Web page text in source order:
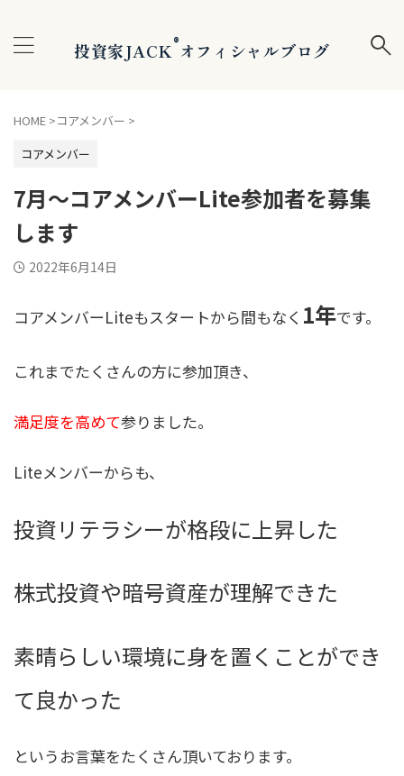
投資家JACK®オフィシャルブログ
HOME >コアメンバー >
コアメンバー
7月〜コアメンバーLite参加者を募集
します
2022年6月14日
コアメンバーLiteもスタートから間もなく 1年です。
これまでたくさんの方に参加頂き、
満足度を高めて参りました。
Liteメンバーからも、
投資リテラシーが格段に上昇した
株式投資や暗号資産が理解できた
素晴らしい環境に身を置くことができ
て良かった
というお言葉をたくさん頂いております。